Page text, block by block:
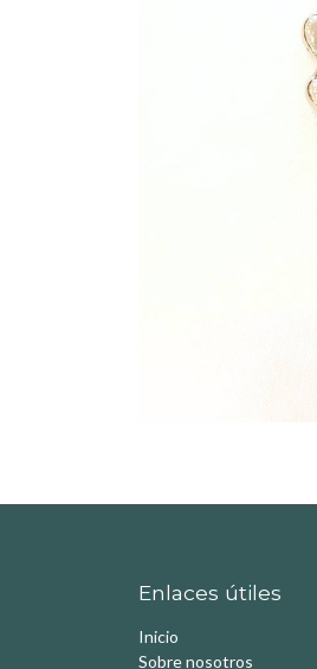
Enlaces útiles
Inicio
Sobre nosotros